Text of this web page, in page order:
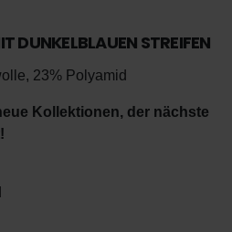
DUNKELBLAUEN STREIFEN
23% Polyamid
Kollektionen, der nächste